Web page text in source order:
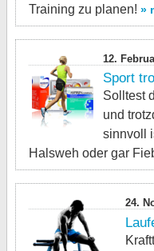
Training zu planen! »
12.
Sport
Solltest
und
sinnvoll
Halsweh oder gar
24.